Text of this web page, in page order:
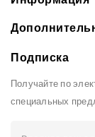
Подписка
Получайте по
специальных